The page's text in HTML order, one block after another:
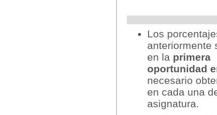
Los
anteriormente
en la primera
oportunidad
necesario
en cada una
asignatura.